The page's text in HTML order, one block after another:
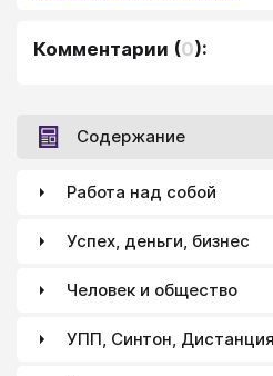
Комментарии (0):
Содержание
Работа над собой
Успех, деньги, бизнес
Человек и общество
УПП, Синтон, Дистанция